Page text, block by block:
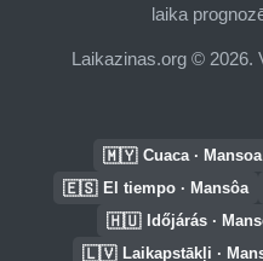
laika
Laikazinas.org © 2026.
🇲🇾 Cuaca · Mansoa
🇪🇸 El tiempo · Mansôa
🇭🇺 Időjárás ·
🇱🇻 Laikapstākļi ·